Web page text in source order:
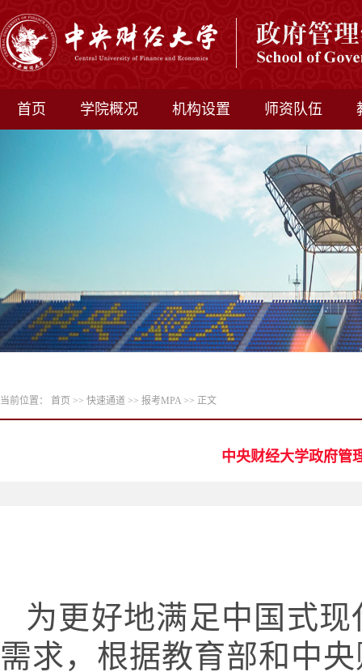
首页 学院概况 机构设置 师资队伍
当前位置： 首页 >> 快速通道 >> 报考MPA >> 正文
中央财经大学政府管
为更好地满足中国式
需求，根据教育部和中